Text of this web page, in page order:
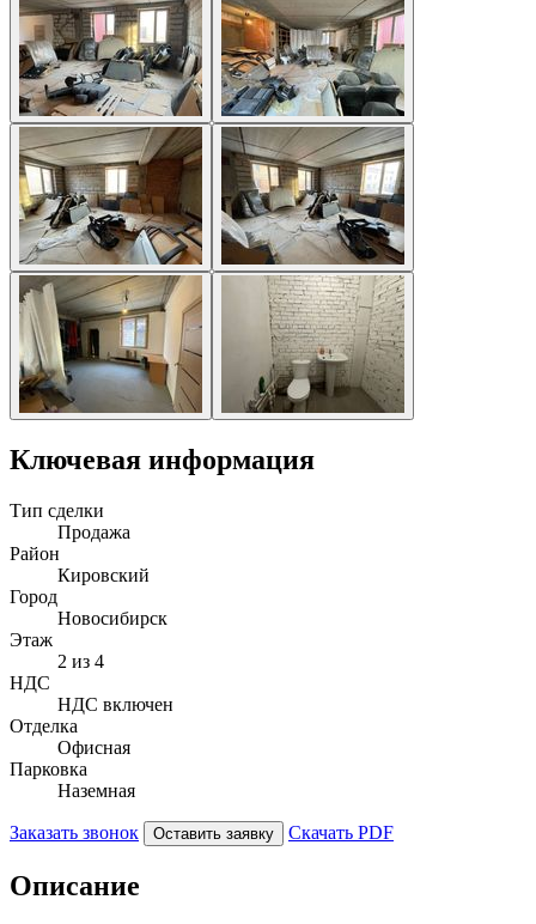
Ключевая информация
Тип сделки
Продажа
Район
Кировский
Город
Новосибирск
Этаж
2 из 4
НДС
НДС включен
Отделка
Офисная
Парковка
Наземная
Заказать звонок Оставить заявку Скачать PDF
Описание